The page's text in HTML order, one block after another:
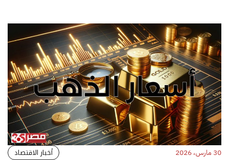
30 مارس، 2026 أخبار الاقتصاد